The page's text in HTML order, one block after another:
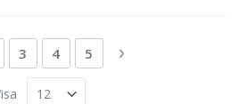
reading page
Sida
3 Sida
4 Sida
5 Sida
Nästa